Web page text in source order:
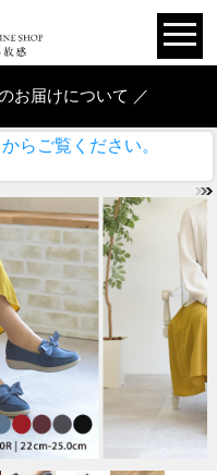
お届けについて ／
らご覧ください。